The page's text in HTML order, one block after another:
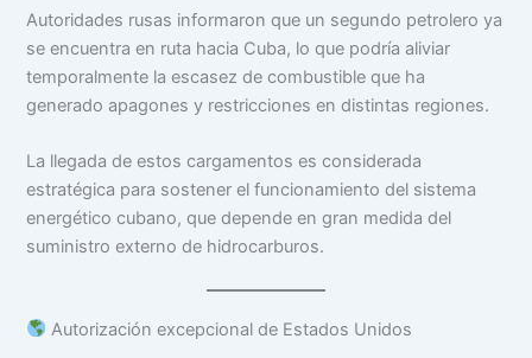
Autoridades rusas informaron que un segundo petrolero ya
se encuentra en ruta hacia Cuba, lo que podría aliviar
temporalmente la escasez de combustible que ha
generado apagones y restricciones en distintas regiones.
La llegada de estos cargamentos es considerada
estratégica para sostener el funcionamiento del sistema
energético cubano, que depende en gran medida del
suministro externo de hidrocarburos.
Autorización excepcional de Estados Unidos